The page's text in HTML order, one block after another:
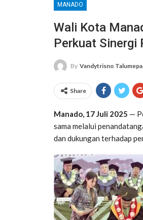
MANADO
Wali Kota
Perkuat Sinergi
By Vandytrisno Talumepa
Share
Manado, 17 Juli 2025 —
sama melalui
dan dukungan terhadap